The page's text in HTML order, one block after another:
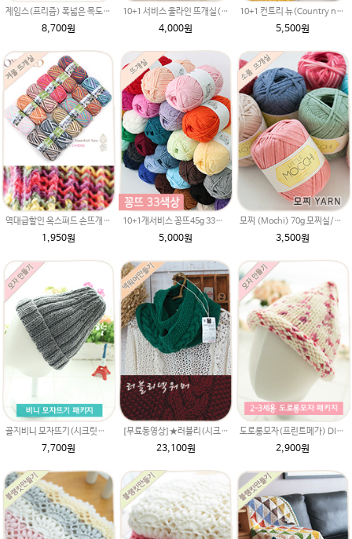
제임스(프리즘) 폭넓은 목도리패키지 /남자목도리 여자목도리 커플목도리 2코고무단뜨기 /겨울목도리 / 목도리만들기
8,700원
10+1 서비스 울라인 뜨개실(45g) 유아/블랭킷/손뜨개인형/스웨터용 겨울털실/슈퍼워시울/8ply 굵기와 비슷/505/신상품 코바늘뜨기
4,000원
10+1 컨트리 뉴(Country new)/루피망고st 모자뜨기/굵은목도리 뜨개실/루피 망고모자/혼방 양모털실/쁘띠목도리 뜨기/손가락 굵기 두께
5,500원
역대급할인 옥스퍼드 손뜨개실(털실,뜨게질실)
1,950원
10+1개서비스 꽁뜨45g 33색상 꽁뜨실(면혼방사,봄여름실,아기실,코튼,인형실,블랭킷실,꽁트실
5,000원
모찌 (Mochi) 70g 모찌실/인형실/소품실/리틀모찌 가방뜨기/러그뜨기/매트뜨기/뜨개실 브릿지실/솜뜨개실/코나실 왕모찌실
3,500원
골지비니 모자뜨기(시크릿울)패키지 (골지 비니 모자도안 + 뜨개실 1타래),손뜨개모자,모자DIY,비니모자만들기,고무단뜨기모자,커플모자뜨개질,모자뜨개질
7,700원
[무료동영상]★러블리(시크릿울)꽈배기넥워머뜨개질 예쁜 무늬 멍석뜨는법 남친크리스마스 특별한선물 동영상시디 도안만들기뜨기 털실 뜨개질실
23,100원
도로롱모자(프린트메가) DIY 재료 패키지/아기모자뜨개질,루피망고모자뜨기 스타일,아기도로롱모자도안,아기도로롱모자,도로롱모자뜨기
2,900원